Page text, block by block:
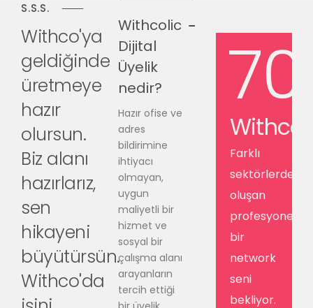
S.S.S.
Withco'ya
geldiğinde
üretmeye
hazır
olursun.
Biz alanı
hazırlarız,
sen
hikayeni
büyütürsün.
Withco'da
Withcolic
Dijital
Üyelik
nedir?
Hazır ofise ve
adres
bildirimine
ihtiyacı
olmayan,
uygun
maliyetli bir
hizmet ve
sosyal bir
çalışma alanı
arayanların
tercih ettiği
Farklı
sektörlerden
oluşan
profesyonel
bir
network
seni
bekliyor.